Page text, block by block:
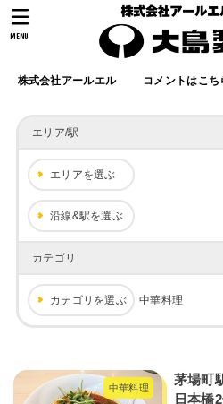
株式会社アールエル コメントはこち
MENU
エリア/駅
エリアを選ぶ
沿線&駅を選ぶ
カテゴリ
カテゴリを選ぶ 中華料理
中華料理
茅場町
日本橋